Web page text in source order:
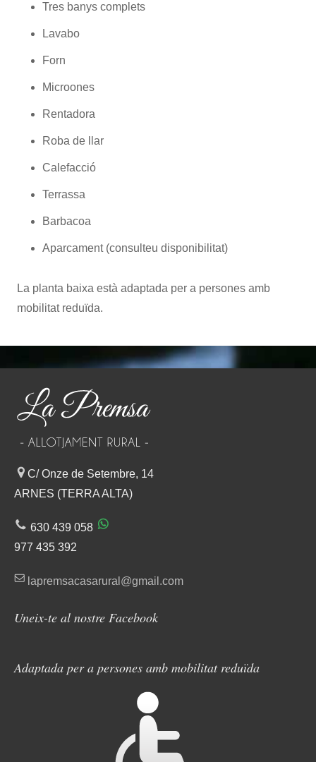
Tres banys complets
Lavabo
Forn
Microones
Rentadora
Roba de llar
Calefacció
Terrassa
Barbacoa
Aparcament (consulteu disponibilitat)
La planta baixa està adaptada per a persones amb
mobilitat reduïda.
C/ Onze de Setembre, 14
ARNES (TERRA ALTA)
630 439 058
977 435 392
lapremsacasarural@gmail.com
Uneix-te al nostre Facebook
Adaptada per a persones amb mobilitat reduïda